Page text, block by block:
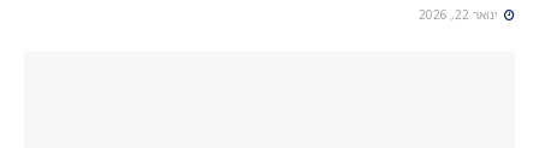
ינואר 22, 2026